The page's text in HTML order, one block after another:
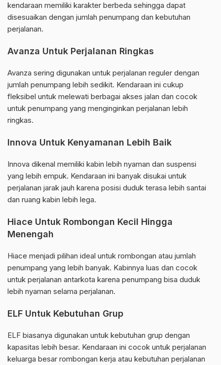
kendaraan memiliki karakter berbeda sehingga dapat
disesuaikan dengan jumlah penumpang dan kebutuhan
perjalanan.
Avanza Untuk Perjalanan Ringkas
Avanza sering digunakan untuk perjalanan reguler dengan
jumlah penumpang lebih sedikit. Kendaraan ini cukup
fleksibel untuk melewati berbagai akses jalan dan cocok
untuk penumpang yang menginginkan perjalanan lebih
ringkas.
Innova Untuk Kenyamanan Lebih Baik
Innova dikenal memiliki kabin lebih nyaman dan suspensi
yang lebih empuk. Kendaraan ini banyak disukai untuk
perjalanan jarak jauh karena posisi duduk terasa lebih santai
dan ruang kabin lebih lega.
Hiace Untuk Rombongan Kecil Hingga
Menengah
Hiace menjadi pilihan ideal untuk rombongan atau jumlah
penumpang yang lebih banyak. Kabinnya luas dan cocok
untuk perjalanan antarkota karena penumpang bisa duduk
lebih nyaman selama perjalanan.
ELF Untuk Kebutuhan Grup
ELF biasanya digunakan untuk kebutuhan grup dengan
kapasitas lebih besar. Kendaraan ini cocok untuk perjalanan
keluarga besar rombongan kerja atau kebutuhan perjalanan